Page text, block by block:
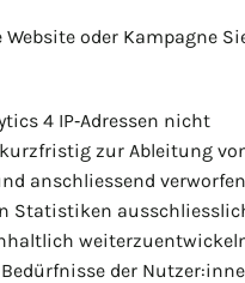
oder Kampagne
4 IP‑Adressen nicht
zur Ableitung
anschliessend verworfen
Statistiken
der